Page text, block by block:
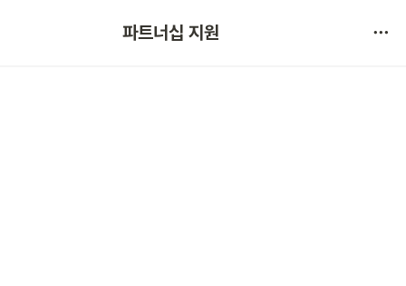
파트너십 지원
서비스 불만 사항 제보